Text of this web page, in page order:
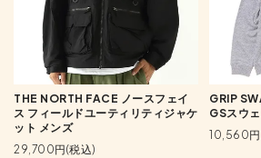
THE NORTH FACE ノースフェイ
ス フィールドユーティリティジャケ
ット メンズ
29,700円(税込)
GRIP
GSスウ
10,560円